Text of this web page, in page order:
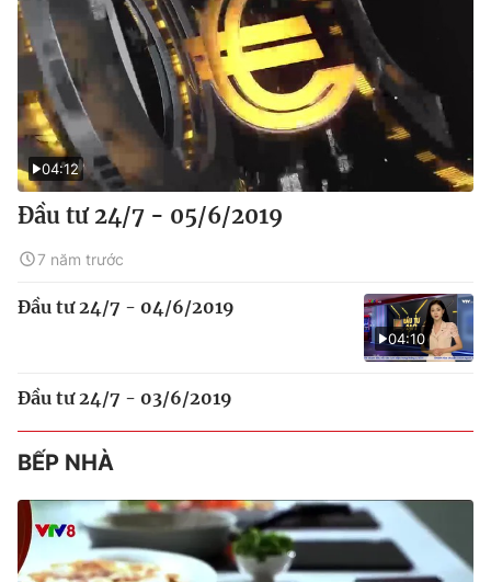
04:12
Đầu tư 24/7 - 05/6/2019
7 năm trước
04:10
Đầu tư 24/7 - 04/6/2019
Đầu tư 24/7 - 03/6/2019
BẾP NHÀ